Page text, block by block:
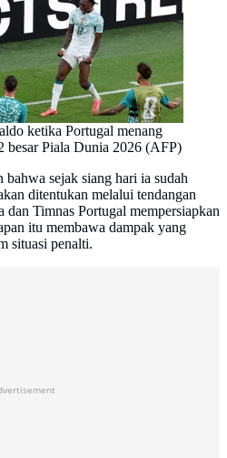
ketika Portugal menang
besar Piala Dunia 2026 (AFP)
sejak siang hari ia sudah
ditentukan melalui tendangan
Timnas Portugal mempersiapkan
itu membawa dampak yang
situasi penalti.